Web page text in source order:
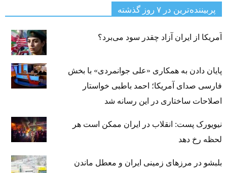
پربیننده‌ترین‌ در ۷ روز گذشته
آمریکا از ایران آزاد چقدر سود می‌برد؟
پایان دادن به همکاری «علی جوانمردی» با بخش
فارسی صدای آمریکا؛ احمد باطبی خواستار
اصلاحات ساختاری در این رسانه شد
نیویورک پست: انقلاب در ایران ممکن است هر
لحظه رخ دهد
بلبشو در مرزهای زمینی ایران و معطل ماندن